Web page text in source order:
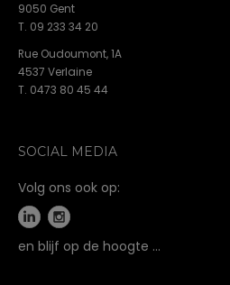
9050 Gent
T. 09 233 34 20
Rue Oudoumont, 1A
4537 Verlaine
T. 0473 80 45 44
SOCIAL MEDIA
Volg ons ook op:
en blijf op de hoogte …